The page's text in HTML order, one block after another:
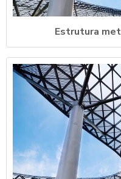
Estrutura